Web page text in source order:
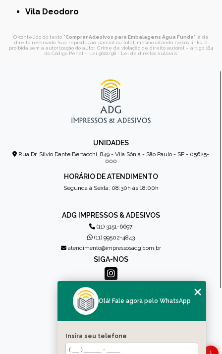
Vila Deodoro
O conteúdo do texto "Comprar Adesivos para Embalagens Água Funda" é de
direito reservado. Sua reprodução, parcial ou total, mesmo citando nossos links, é
proibida sem a autorização do autor. Crime de violação de direito autoral – artigo 184
do Código Penal – Lei 9610/98 - Lei de direitos autorais.
UNIDADES
Rua Dr. Sílvio Dante Bertacchi, 849 - Vila Sônia - São Paulo - SP - 05625-
000
HORÁRIO DE ATENDIMENTO
Segunda à Sexta: 08:30h às 18:00h
ADG IMPRESSOS & ADESIVOS
(11) 3151-6697
(11) 99502-4843
atendimento@impressosadg.com.br
SIGA-NOS
MENU
QUEM SOMOS
PRODUTOS
CONTATO
CATEGORIAS
1
Olá! Fale agora pelo WhatsApp
Insira seu telefone